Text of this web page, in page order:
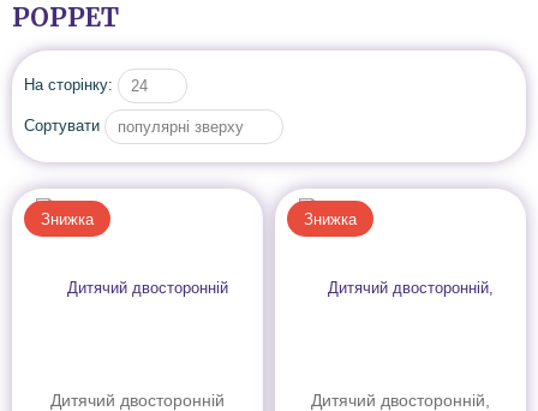
POPPET
На сторінку: 24
Сортувати популярні зверху
Знижка
Дитячий двосторонній
Знижка
Дитячий двосторонній,